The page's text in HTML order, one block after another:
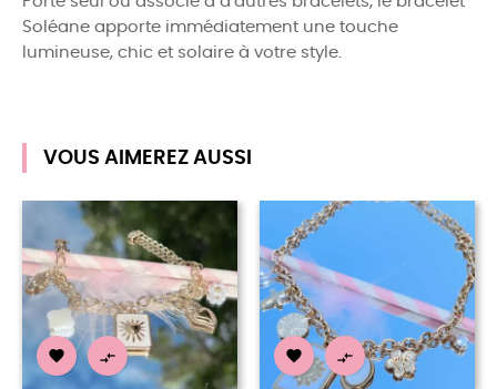
Soléane apporte immédiatement une touche
lumineuse, chic et solaire à votre style.
VOUS AIMEREZ AUSSI
   